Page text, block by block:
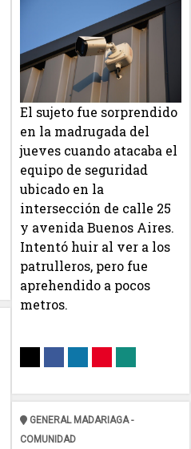
El sujeto fue sorprendido
en la madrugada del
jueves cuando atacaba el
equipo de seguridad
ubicado en la
intersección de calle 25
y avenida Buenos Aires.
Intentó huir al ver a los
patrulleros, pero fue
aprehendido a pocos
metros.
GENERAL MADARIAGA -
COMUNIDAD